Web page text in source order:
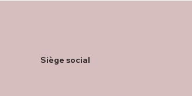
Siège social